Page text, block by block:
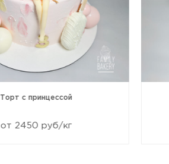
Торт с принцессой
от 2450 руб/кг